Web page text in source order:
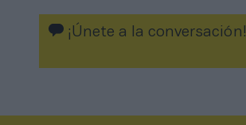
¡Únete a la conversación!